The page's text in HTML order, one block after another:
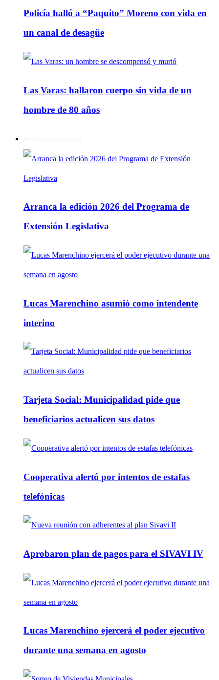
Policía halló a “Paquito” Moreno con vida en
un canal de desagüe
Las Varas: hallaron cuerpo sin vida de un
hombre de 80 años
Arranca la edición 2026 del Programa de
Extensión Legislativa
Lucas Marenchino asumió como intendente
interino
Tarjeta Social: Municipalidad pide que
beneficiarios actualicen sus datos
Cooperativa alertó por intentos de estafas
telefónicas
Aprobaron plan de pagos para el SIVAVI IV
Lucas Marenchino ejercerá el poder ejecutivo
durante una semana en agosto